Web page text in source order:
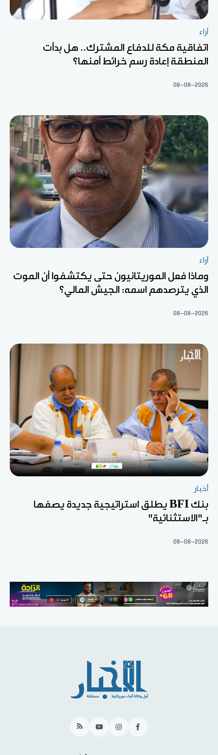
آراء
اتفاقية مكة للدفاع المشترك.. هل بدأت
المنطقة إعادة رسم خرائط أمنها؟
08-08-2026
آراء
وماذا فعل الموريتانيون حتى يكتشفوا أن الموت
الذي يترصدهم اسمه: الجيش المالي؟
08-08-2026
أخبار
بنك BFI يطلق استراتيجية جديدة يصفها
بـ"الاستثنائية"
08-08-2026
Facebook
Instagram
YouTube
RSS